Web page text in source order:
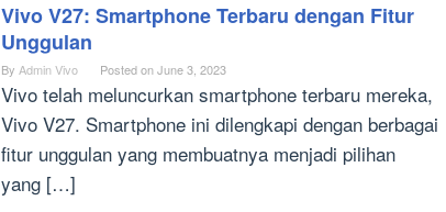
Vivo V27: Smartphone Terbaru dengan Fitur
Unggulan
By Admin Vivo Posted onJune 3, 2023
Vivo telah meluncurkan smartphone terbaru mereka,
Vivo V27. Smartphone ini dilengkapi dengan berbagai
fitur unggulan yang membuatnya menjadi pilihan
yang […]